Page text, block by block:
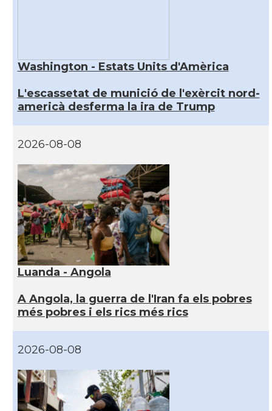
Washington - Estats Units d'Amèrica
L'escassetat de munició de l'exèrcit nord-
americà desferma la ira de Trump
2026-08-08
Luanda - Angola
A Angola, la guerra de l'Iran fa els pobres
més pobres i els rics més rics
2026-08-08